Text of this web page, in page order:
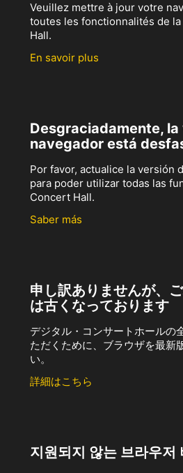
Veuillez mettre à jour votre
toutes les fonctionnalités de
Hall.
En savoir plus
Desgraciadamente,
navegador está
Por favor, actualice la versión
para poder utilizar todas las
Concert Hall.
Saber más
申し訳ありませんが、
は古くなっております
デジタル・コンサートホールの
ただくために、ブラウザを最新
い。
詳細はこちら
지원되지 않는 브라우저